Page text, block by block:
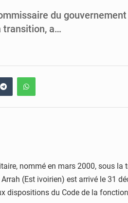
du
transition, a…
nommé en mars 2000, sous
(Est ivoirien) est arrivé le 31
dispositions du Code de la